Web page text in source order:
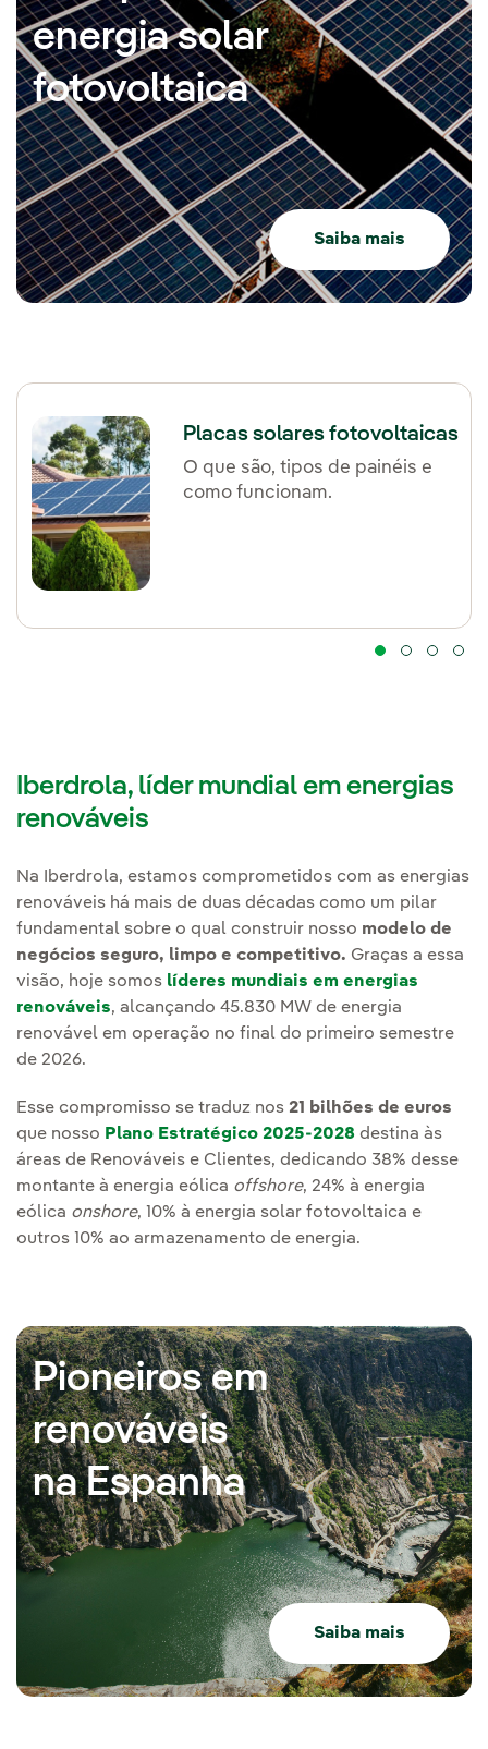
energia solar
fotovoltaica
Saiba mais
Placas solares fotovoltaicas
O que são, tipos de painéis e
como funcionam.
Iberdrola, líder mundial em energias
renováveis
Na Iberdrola, estamos comprometidos com as energias
renováveis há mais de duas décadas como um pilar
fundamental sobre o qual construir nosso modelo de
negócios seguro, limpo e competitivo. Graças a essa
visão, hoje somos líderes mundiais em energias
renováveis, alcançando 45.830 MW de energia
renovável em operação no final do primeiro semestre
de 2026.
Esse compromisso se traduz nos 21 bilhões de euros
que nosso Plano Estratégico 2025-2028 destina às
áreas de Renováveis e Clientes, dedicando 38% desse
montante à energia eólica offshore, 24% à energia
eólica onshore, 10% à energia solar fotovoltaica e
outros 10% ao armazenamento de energia.
Pioneiros em
renováveis
na Espanha
Saiba mais